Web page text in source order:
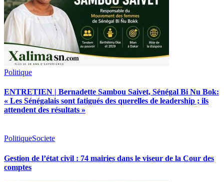
Politique
ENTRETIEN | Bernadette Sambou Saivet, Sénégal Bi Nu Bok:
« Les Sénégalais sont fatigués des querelles de leadership ; ils
attendent des résultats »
PolitiqueSociete
Gestion de l’état civil : 74 mairies dans le viseur de la Cour des
comptes